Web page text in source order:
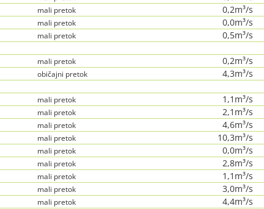
mali pretok 0,2m³/s
mali pretok 0,0m³/s
mali pretok 0,5m³/s
mali pretok 0,2m³/s
običajni pretok 4,3m³/s
mali pretok 1,1m³/s
mali pretok 2,1m³/s
mali pretok 4,6m³/s
mali pretok 10,3m³/s
mali pretok 0,0m³/s
mali pretok 2,8m³/s
mali pretok 1,1m³/s
mali pretok 3,0m³/s
mali pretok 4,4m³/s